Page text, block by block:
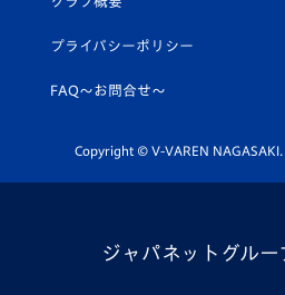
平和祈念活動
ホームタウン活動
スクール
公式LINE＠
プライバシーポリシー
FAQ〜お問合せ〜
Copyright © V-VAREN NAGASAKI.
ジャパネットグルー